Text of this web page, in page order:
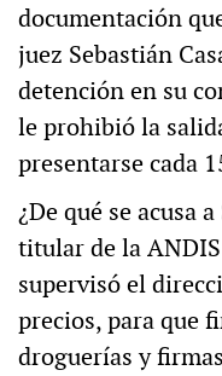
documentación
juez Sebastián
detención en su
le prohibió la
presentarse cada
¿De qué se acusa
titular de la
supervisó el
precios, para que
droguerías y